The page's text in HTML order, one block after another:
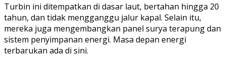
Turbin ini ditempatkan di dasar laut, bertahan hingga 20
tahun, dan tidak mengganggu jalur kapal. Selain itu,
mereka juga mengembangkan panel surya terapung dan
sistem penyimpanan energi. Masa depan energi
terbarukan ada di sini.